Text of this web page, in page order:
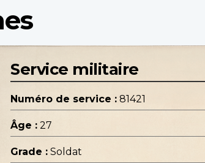
Service militaire
Numéro de service : 81421
Âge : 27
Grade : Soldat